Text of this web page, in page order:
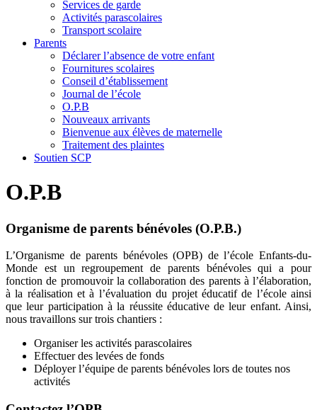
Services de garde
Activités parascolaires
Transport scolaire
Parents
Déclarer l’absence de votre enfant
Fournitures scolaires
Conseil d’établissement
Journal de l’école
O.P.B
Nouveaux arrivants
Bienvenue aux élèves de maternelle
Traitement des plaintes
Soutien SCP
O.P.B
Organisme de parents bénévoles (O.P.B.)
L’Organisme de parents bénévoles (OPB) de l’école Enfants-du-
Monde est un regroupement de parents bénévoles qui a pour
fonction de promouvoir la collaboration des parents à l’élaboration,
à la réalisation et à l’évaluation du projet éducatif de l’école ainsi
que leur participation à la réussite éducative de leur enfant. Ainsi,
nous travaillons sur trois chantiers :
Organiser les activités parascolaires
Effectuer des levées de fonds
Déployer l’équipe de parents bénévoles lors de toutes nos
activités